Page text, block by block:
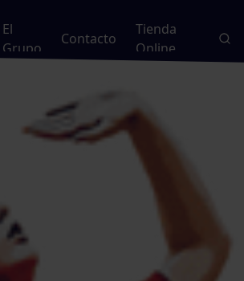
El
Grupo
Contacto
Tienda
Online